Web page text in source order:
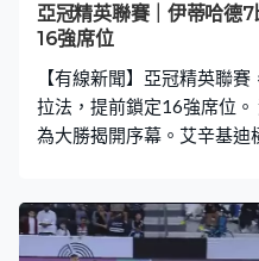
亞冠精英聯賽｜伊蒂哈德
16強席位
【有線新聞】亞冠精英聯
拉法，提前鎖定16強席位
為大勝揭開序幕。艾辛基
夠。艾奧亞熨射，20分鐘2
球隊換邊後繼續攻，艾辛